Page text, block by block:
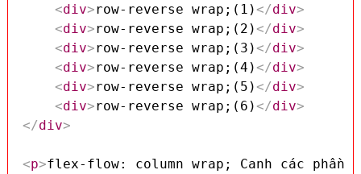
<div>row-reverse wrap;(1) </div>
<div>row-reverse wrap;(2) </div>
<div>row-reverse wrap;(3) </div>
<div>row-reverse wrap;(4) </div>
<div>row-reverse wrap;(5) </div>
<div>row-reverse wrap;(6) </div>
</div>
<p>flex-flow: column wrap; Canh các